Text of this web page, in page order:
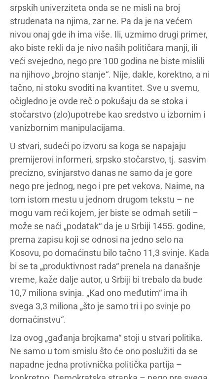
srpskih univerziteta onda se ne misli na broj
strudenata na njima, zar ne. Pa da je na većem
nivou onaj gde ih ima više. Ili, uzmimo drugi primer,
ako biste rekli da je nivo naših političara manji, ili
veći svejedno, nego pre 100 godina ne biste mislili
na njihovo „brojno stanje“. Nije, dakle, korektno, a ni
tačno, ni stoku svoditi na kvantitet. Sve u svemu,
očigledno je ovde reč o pokušaju da se stoka i
stočarstvo (zlo)upotrebe kao sredstvo u izbornim i
vanizbornim manipulacijama.
U stvari, sudeći po izvoru sa koga se napajaju
premijerovi informeri, srpsko stočarstvo, tj. sasvim
precizno, svinjarstvo danas ne samo da je gore
nego pre jednog, nego i pre pet vekova. Naime, na
tom istom mestu u jednom drugom tekstu – ne
mogu vam reći kojem, jer biste se odmah setili –
može se naći „podatak“ da je u Srbiji 1455. godine,
prema zapisu koji se odnosi na jedno selo na
Kosovu, po domaćinstu bilo tačno 11,3 svinje. Kada
bi se ta „produktivnost rada“ prenela na današnje
vreme, kaže dalje autor, u Srbiji bi trebalo da bude
10,7 miliona svinja. „Kad ono međutim“ ima ih
svega 3,3 miliona „što je samo tri i po svinje po
domaćinstvu“.
Iza ovog „gađanja brojkama“ stoji u stvari politika.
Ne samo u tom smislu što će ono poslužiti da se
napadne jedna protivnička politička partija –